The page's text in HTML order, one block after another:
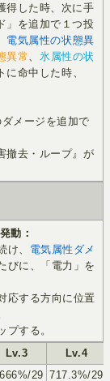
得した時、次に手
」を追加で１つ投
電気属性の状態異
異常
氷属性の状
に命中した時、
ダメージを追加で
撤去・ループ』が
動：
け、 電気属性ダメ
びに、「電力」を
応する方向に位置
プする。
Lv.3
Lv.4
666%/29 717.3%/29